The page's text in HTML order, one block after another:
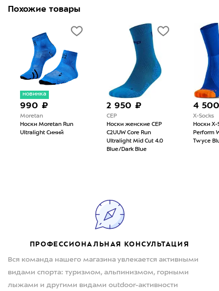
Похожие товары
новинка
990 ₽
Moretan
Носки Moretan Run
Ultralight Синий
2 950 ₽
CEP
Носки женские CEP
C2UUW Core Run
Ultralight Mid Cut 4.0
Blue/Dark Blue
4
X-Socks
Носки X-
Perform
Twyce
ПРОФЕССИОНАЛЬНАЯ КОНСУЛЬТАЦИЯ
Вся команда нашего магазина увлекается активными
видами спорта: туризмом, альпинизмом, горными
лыжами и другими видами outdoor-активности